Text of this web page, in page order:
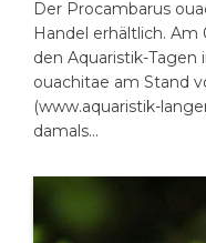
Der Procambarus
Handel erhältlich. Am
den Aquaristik-Tagen
ouachitae am Stand
(www.aquaristik-
damals…